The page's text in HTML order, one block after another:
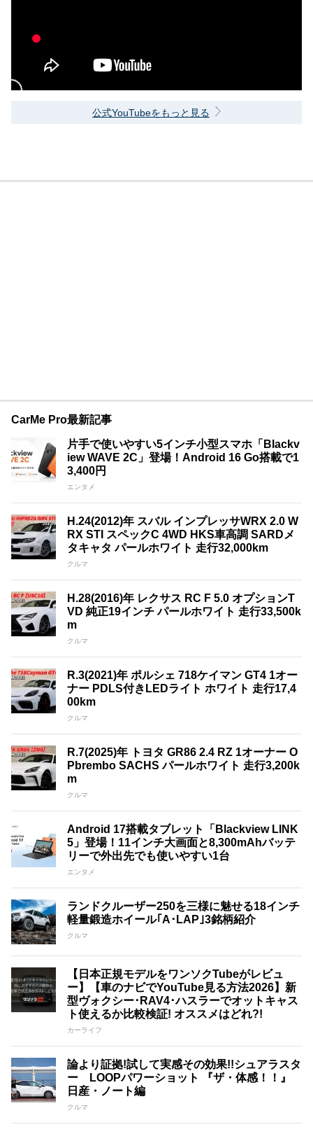
公式YouTubeをもっと見る
CarMe Pro最新記事
片手で使いやすい5インチ小型スマホ「Blackv
iew WAVE 2C」登場！Android 16 Go搭載で1
3,400円
エンタメ
H.24(2012)年 スバル インプレッサWRX 2.0 W
RX STI スペックC 4WD HKS車高調 SARDメ
タキャタ パールホワイト 走行32,000km
クルマ
H.28(2016)年 レクサス RC F 5.0 オプションT
VD 純正19インチ パールホワイト 走行33,500k
m
クルマ
R.3(2021)年 ポルシェ 718ケイマン GT4 1オー
ナー PDLS付きLEDライト ホワイト 走行17,4
00km
クルマ
R.7(2025)年 トヨタ GR86 2.4 RZ 1オーナー O
Pbrembo SACHS パールホワイト 走行3,200k
m
クルマ
Android 17搭載タブレット「Blackview LINK
5」登場！11インチ大画面と8,300mAhバッテ
リーで外出先でも使いやすい1台
エンタメ
ランドクルーザー250を三様に魅せる18インチ
軽量鍛造ホイール｢A･LAP｣3銘柄紹介
クルマ
【日本正規モデルをワンソクTubeがレビュ
ー】【車のナビでYouTube見る方法2026】新
型ヴォクシー･RAV4･ハスラーでオットキャス
ト使えるか比較検証! オススメはどれ?!
カーライフ
論より証拠!試して実感その効果!!シュアラスタ
ー LOOPパワーショット 『ザ・体感！！』
日産・ノート編
クルマ